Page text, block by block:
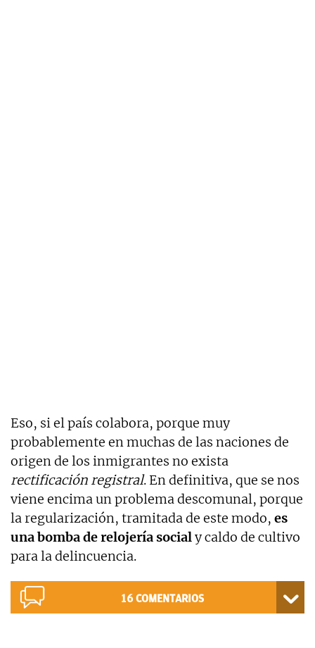
Eso, si el país colabora, porque muy
probablemente en muchas de las naciones de
origen de los inmigrantes no exista
rectificación registral. En definitiva, que se nos
viene encima un problema descomunal, porque
la regularización, tramitada de este modo, es
una bomba de relojería socialy caldo de cultivo
para la delincuencia.
16 COMENTARIOS